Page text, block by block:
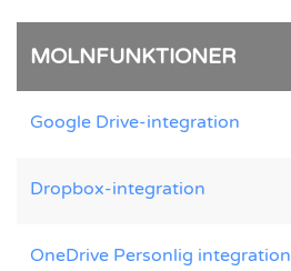
MOLNFUNKTIONER
Google Drive-integration
Dropbox-integration
OneDrive Personlig integration